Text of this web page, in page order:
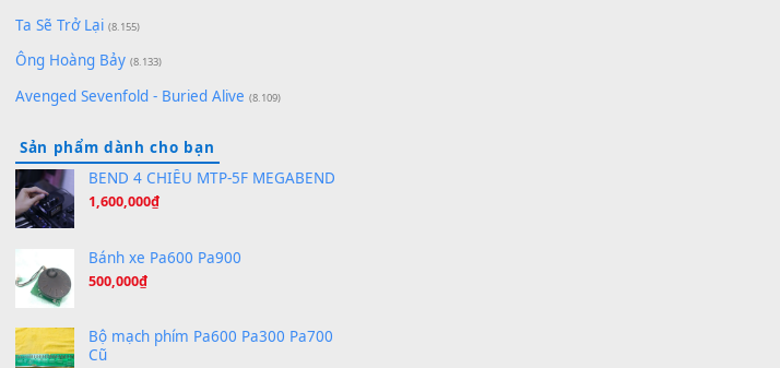
[SHEET PIANO] We Wish You A Merry Christmas
(8.516)
Orange Days - FT Island (8.315)
Hãy nói với em - Mỹ Tâm - Bằng Kiều
Hương Ngọc Lan (8.251)
Tiếng Đàn Hàm Oan
Under Pressure (8.164)
A Long December
Ta Sẽ Trở Lại (8.155)